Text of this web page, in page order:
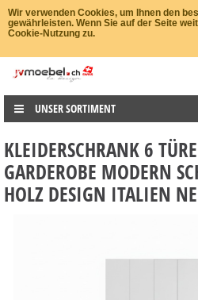
Wir verwenden Cookies, um Ihnen den
gewährleisten. Wenn Sie auf der Seite
Cookie-Nutzung zu.
UNSER SORTIMENT
KLEIDERSCHRANK 6
GARDEROBE MODERN
HOLZ DESIGN ITALIEN